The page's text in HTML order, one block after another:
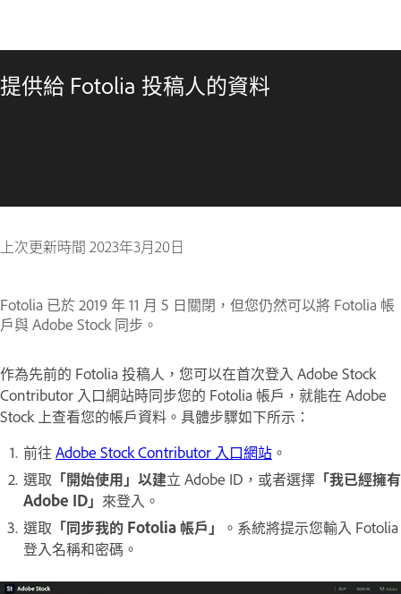
提供給 Fotolia 投稿人的資料
上次更新時間 2023年3月20日
Fotolia 已於 2019 年 11 月 5 日關閉，但您仍然可以將 Fotolia 帳
戶與 Adobe Stock 同步。
作為先前的 Fotolia 投稿人，您可以在首次登入 Adobe Stock
Contributor 入口網站時同步您的 Fotolia 帳戶，就能在 Adobe
Stock 上查看您的帳戶資料。具體步驟如下所示：
前往 Adobe Stock Contributor 入口網站 。
選取 「開始使用」以建立 Adobe ID，或者選擇 「我已經擁有
Adobe ID」 來登入。
選取 「同步我的 Fotolia 帳戶」
。系統將提示您輸入 Fotolia
登入名稱和密碼。